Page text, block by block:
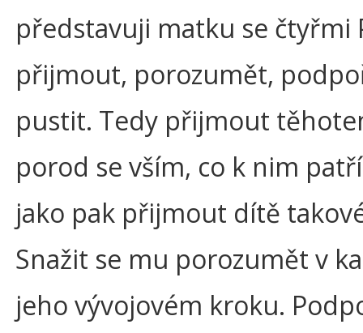
představuji matku se čtyřmi
přijmout, porozumět,
pustit. Tedy přijmout
porod se vším, co k nim
jako pak přijmout dítě
Snažit se mu porozumět v
jeho vývojovém kroku.